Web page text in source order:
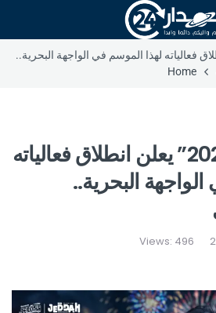
يعلن انطلاق فعالياته لهذا الموسم في الواجهة البحرية..
Home
“موسم جدة 2024” يعلن انطلاق فعالياته
البحرية..
Views: 496